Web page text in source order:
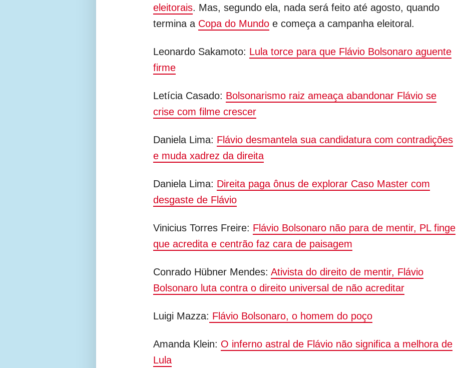
eleitorais. Mas, segundo ela, nada será feito até agosto, quando
termina a Copa do Mundo e começa a campanha eleitoral.
Leonardo Sakamoto: Lula torce para que Flávio Bolsonaro aguente
firme
Letícia Casado: Bolsonarismo raiz ameaça abandonar Flávio se
crise com filme crescer
Daniela Lima: Flávio desmantela sua candidatura com contradições
e muda xadrez da direita
Daniela Lima: Direita paga ônus de explorar Caso Master com
desgaste de Flávio
Vinicius Torres Freire: Flávio Bolsonaro não para de mentir, PL finge
que acredita e centrão faz cara de paisagem
Conrado Hübner Mendes: Ativista do direito de mentir, Flávio
Bolsonaro luta contra o direito universal de não acreditar
Luigi Mazza: Flávio Bolsonaro, o homem do poço
Amanda Klein: O inferno astral de Flávio não significa a melhora de
Lula